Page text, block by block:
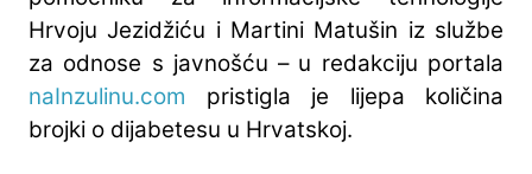
Hrvoju Jezidžiću i Martini Matušin iz službe
za odnose s javnošću – u redakciju portala
naInzulinu.com pristigla je lijepa količina
brojki o dijabetesu u Hrvatskoj.